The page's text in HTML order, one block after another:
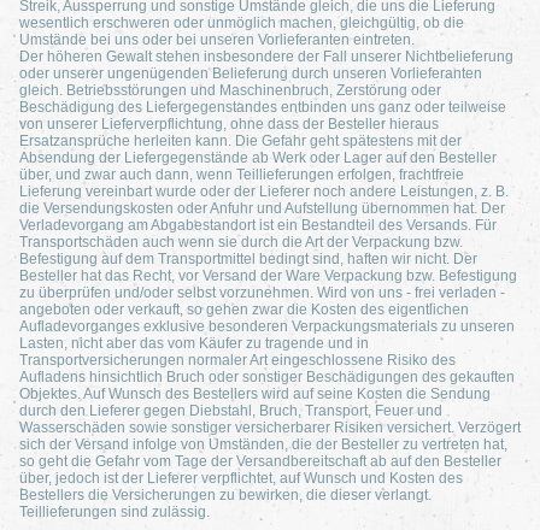
Streik, Aussperrung und sonstige Umstände gleich, die uns die Lieferung
wesentlich erschweren oder unmöglich machen, gleichgültig, ob die
Umstände bei uns oder bei unseren Vorlieferanten eintreten.
Der höheren Gewalt stehen insbesondere der Fall unserer Nichtbelieferung
oder unserer ungenügenden Belieferung durch unseren Vorlieferanten
gleich. Betriebsstörungen und Maschinenbruch, Zerstörung oder
Beschädigung des Liefergegenstandes entbinden uns ganz oder teilweise
von unserer Lieferverpflichtung, ohne dass der Besteller hieraus
Ersatzansprüche herleiten kann. Die Gefahr geht spätestens mit der
Absendung der Liefergegenstände ab Werk oder Lager auf den Besteller
über, und zwar auch dann, wenn Teillieferungen erfolgen, frachtfreie
Lieferung vereinbart wurde oder der Lieferer noch andere Leistungen, z. B.
die Versendungskosten oder Anfuhr und Aufstellung übernommen hat. Der
Verladevorgang am Abgabestandort ist ein Bestandteil des Versands. Für
Transportschäden auch wenn sie durch die Art der Verpackung bzw.
Befestigung auf dem Transportmittel bedingt sind, haften wir nicht. Der
Besteller hat das Recht, vor Versand der Ware Verpackung bzw. Befestigung
zu überprüfen und/oder selbst vorzunehmen. Wird von uns - frei verladen -
angeboten oder verkauft, so gehen zwar die Kosten des eigentlichen
Aufladevorganges exklusive besonderen Verpackungsmaterials zu unseren
Lasten, nicht aber das vom Käufer zu tragende und in
Transportversicherungen normaler Art eingeschlossene Risiko des
Aufladens hinsichtlich Bruch oder sonstiger Beschädigungen des gekauften
Objektes. Auf Wunsch des Bestellers wird auf seine Kosten die Sendung
durch den Lieferer gegen Diebstahl, Bruch, Transport, Feuer und
Wasserschäden sowie sonstiger versicherbarer Risiken versichert. Verzögert
sich der Versand infolge von Umständen, die der Besteller zu vertreten hat,
so geht die Gefahr vom Tage der Versandbereitschaft ab auf den Besteller
über, jedoch ist der Lieferer verpflichtet, auf Wunsch und Kosten des
Bestellers die Versicherungen zu bewirken, die dieser verlangt.
Teillieferungen sind zulässig.